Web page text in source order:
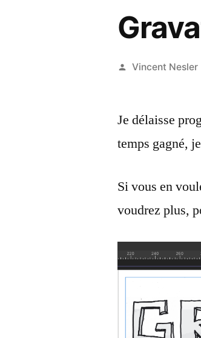
Publié
Vincent Nesler
Je délaisse
temps gagné,
Si vous en
voudrez plus,